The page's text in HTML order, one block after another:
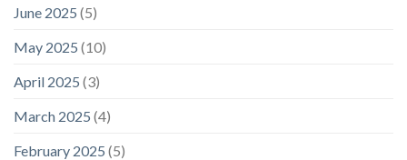
June 2025 (5)
May 2025 (10)
April 2025 (3)
March 2025 (4)
February 2025 (5)